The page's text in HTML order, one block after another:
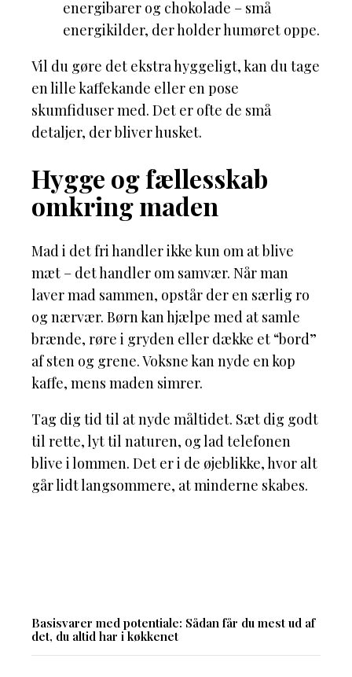
energibarer og chokolade – små
energikilder, der holder humøret oppe.
Vil du gøre det ekstra hyggeligt, kan du tage
en lille kaffekande eller en pose
skumfiduser med. Det er ofte de små
detaljer, der bliver husket.
Hygge og fællesskab
omkring maden
Mad i det fri handler ikke kun om at blive
mæt – det handler om samvær. Når man
laver mad sammen, opstår der en særlig ro
og nærvær. Børn kan hjælpe med at samle
brænde, røre i gryden eller dække et “bord”
af sten og grene. Voksne kan nyde en kop
kaffe, mens maden simrer.
Tag dig tid til at nyde måltidet. Sæt dig godt
til rette, lyt til naturen, og lad telefonen
blive i lommen. Det er i de øjeblikke, hvor alt
går lidt langsommere, at minderne skabes.
Basisvarer med potentiale: Sådan får du mest ud af
det, du altid har i køkkenet